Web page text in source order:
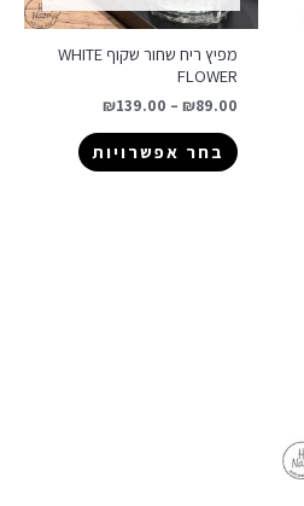
מפיץ ריח שחור שקוף WHITE
FLOWER
₪89.00
–
₪139.00
בחר אפשרויות